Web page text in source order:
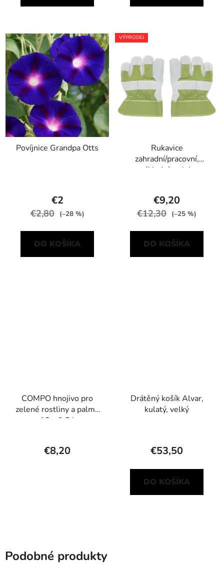
Povíjnice Grandpa Otts
€2
€2,80 (–28 %)
DO KOŠÍKA
VÝPRODEJ
Rukavice
zahradní/pracovní,
základní, vel. L
€9,20
€12,30 (–25 %)
DO KOŠÍKA
COMPO hnojivo pro
zelené rostliny a palmy
12 x 0,5 l
€8,20
Drátěný košík Alvar,
kulatý, velký
€53,50
DO KOŠÍKA
Podobné produkty